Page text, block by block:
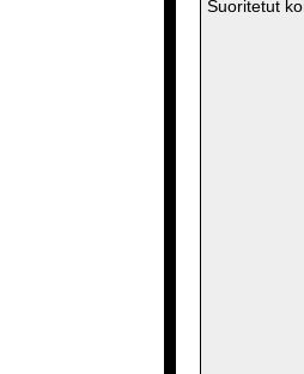
Suoritetut